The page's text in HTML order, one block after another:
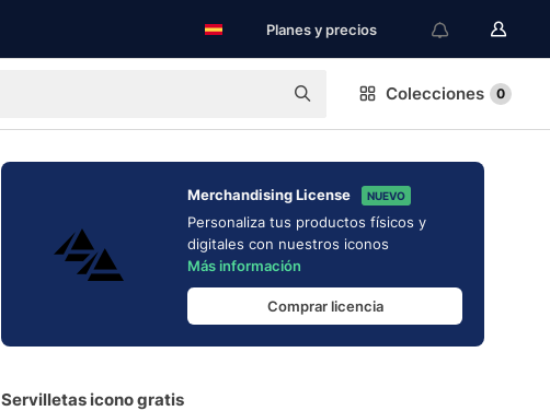
Planes y precios
Colecciones 0
Merchandising License NUEVO
Personaliza tus productos físicos y
digitales con nuestros iconos
Más información
Comprar licencia
Servilletas icono gratis